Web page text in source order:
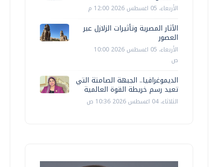
الأربعاء، 05 اغسطس 2026 12:00 م
الآثار المصرية وتأثيرات الزلازل عبر
العصور
الأربعاء، 05 اغسطس 2026 10:00
ص
الديموغرافيا.. الجبهة الصامتة التي
تعيد رسم خريطة القوة العالمية
الثلاثاء، 04 اغسطس 2026 10:36 ص